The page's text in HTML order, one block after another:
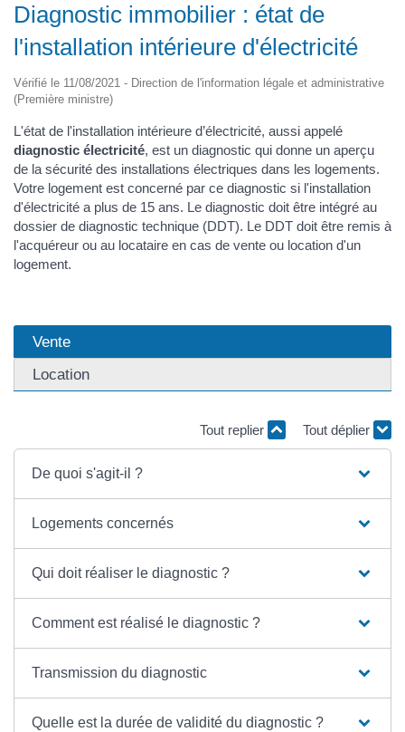
Diagnostic immobilier : état de
l'installation intérieure d'électricité
Vérifié le 11/08/2021 - Direction de l'information légale et administrative
(Première ministre)
L'état de l'installation intérieure d’électricité, aussi appelé
diagnostic électricité, est un diagnostic qui donne un aperçu
de la sécurité des installations électriques dans les logements.
Votre logement est concerné par ce diagnostic si l'installation
d'électricité a plus de 15 ans. Le diagnostic doit être intégré au
dossier de diagnostic technique (DDT). Le DDT doit être remis à
l'acquéreur ou au locataire en cas de vente ou location d'un
logement.
Vente
Location
Tout replier Tout déplier
De quoi s'agit-il ?
Logements concernés
Qui doit réaliser le diagnostic ?
Comment est réalisé le diagnostic ?
Transmission du diagnostic
Quelle est la durée de validité du diagnostic ?